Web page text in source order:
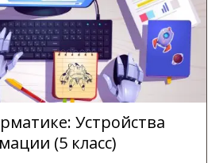
Устройства
(5 класс)